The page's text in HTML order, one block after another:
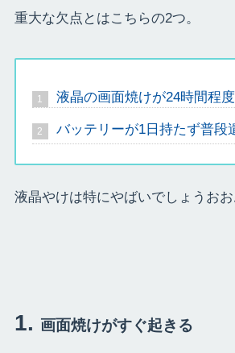
重大な欠点とはこちらの2つ。
液晶の画面焼けが24時間程
バッテリーが1日持たず普段
液晶やけは特にやばいでしょうおお
画面焼けがすぐ起きる